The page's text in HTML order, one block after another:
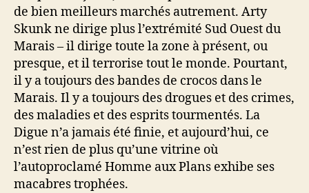
de bien meilleurs marchés autrement. Arty
Skunk ne dirige plus l’extrémité Sud Ouest du
Marais – il dirige toute la zone à présent, ou
presque, et il terrorise tout le monde. Pourtant,
il y a toujours des bandes de crocos dans le
Marais. Il y a toujours des drogues et des crimes,
des maladies et des esprits tourmentés. La
Digue n’a jamais été finie, et aujourd’hui, ce
n’est rien de plus qu’une vitrine où
l’autoproclamé Homme aux Plans exhibe ses
macabres trophées.